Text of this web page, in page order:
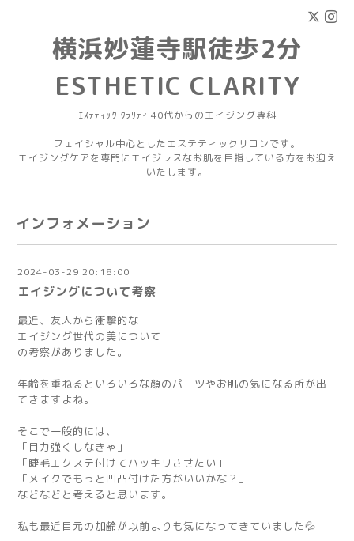
横浜妙蓮寺駅徒歩2分
ESTHETIC CLARITY
ｴｽﾃﾃｨｯｸ ｸﾗﾘﾃｨ 40代からのエイジング専科
フェイシャル中心としたエステティックサロンです。
エイジングケアを専門にエイジレスなお肌を目指している方をお迎え
いたします。
インフォメーション
2024-03-29 20:18:00
エイジングについて考察
最近、友人から衝撃的な
エイジング世代の美について
の考察がありました。
年齢を重ねるといろいろな顔のパーツやお肌の気になる所が出
てきますよね。
そこで一般的には、
「目力強くしなきゃ」
「睫毛エクステ付けてハッキリさせたい」
「メイクでもっと凹凸付けた方がいいかな？」
などなどと考えると思います。
私も最近目元の加齢が以前よりも気になってきていました💦